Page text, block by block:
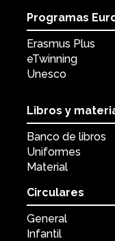
Programas
Erasmus Plus
eTwinning
Unesco
Libros y
Banco de libros
Uniformes
Material
Circulares
General
Infantil